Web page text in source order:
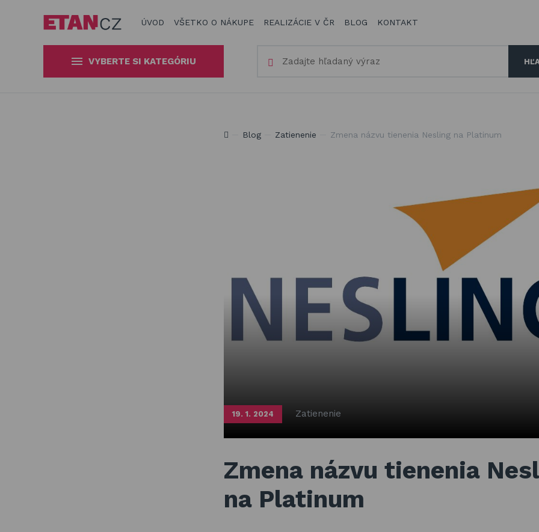
ÚVOD VŠETKO O NÁKUPE REALIZÁCIE V ČR BLOG KONTAKT
VYBERTE SI KATEGÓRIU
Produkty na zatienenie vašej záhrady, terasy či balkóna
Blog Zatienenie Zmena názvu tienenia Nesling na Platinum
19. 1. 2024 Zatienenie
Zmena názvu tienenia
na Platinum